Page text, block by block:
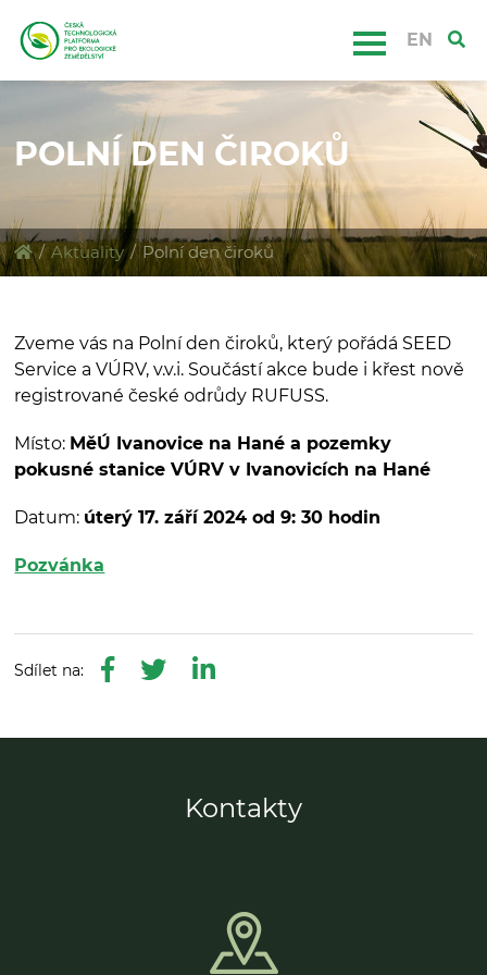
EN
POLNÍ DEN ČIROKŮ
/ Aktuality / Polní den čiroků
Zveme vás na Polní den čiroků, který pořádá SEED
Service a VÚRV, v.v.i. Součástí akce bude i křest nově
registrované české odrůdy RUFUSS.
Místo: MěÚ Ivanovice na Hané a pozemky
pokusné stanice VÚRV v Ivanovicích na Hané
Datum: úterý 17. září 2024 od 9: 30 hodin
Pozvánka
Kontakty